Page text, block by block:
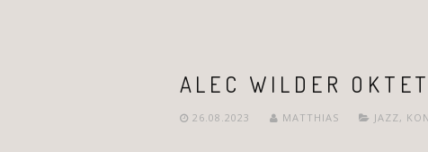
ALEC WILDER
26.08.2023 MATTHIAS JAZZ,